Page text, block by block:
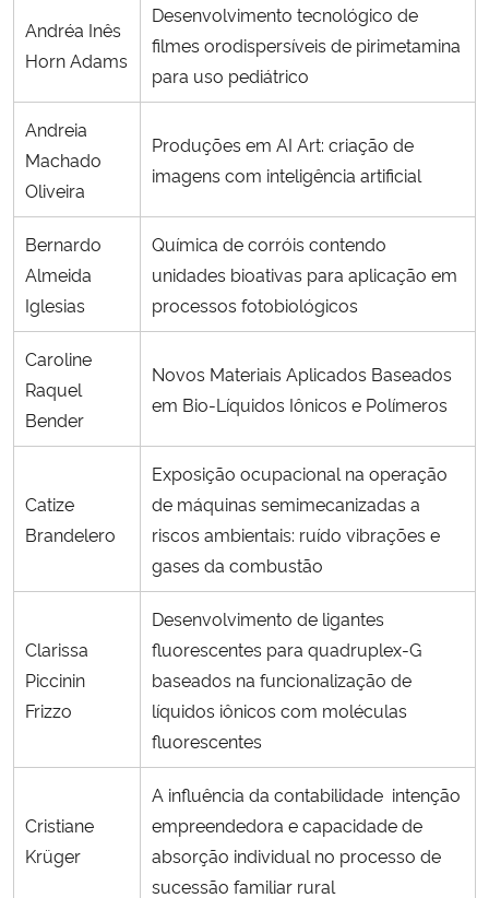
Andréa Inês
Horn Adams
Desenvolvimento tecnológico de
filmes orodispersíveis de pirimetamina
para uso pediátrico
Andreia
Machado
Oliveira
Produções em AI Art: criação de
imagens com inteligência artificial
Bernardo
Almeida
Iglesias
Química de corróis contendo
unidades bioativas para aplicação em
processos fotobiológicos
Caroline
Raquel
Bender
Novos Materiais Aplicados Baseados
em Bio-Líquidos Iônicos e Polímeros
Catize
Brandelero
Exposição ocupacional na operação
de máquinas semimecanizadas a
riscos ambientais: ruído vibrações e
gases da combustão
Clarissa
Piccinin
Frizzo
Desenvolvimento de ligantes
fluorescentes para quadruplex-G
baseados na funcionalização de
líquidos iônicos com moléculas
fluorescentes
Cristiane
Krüger
A influência da contabilidade intenção
empreendedora e capacidade de
absorção individual no processo de
sucessão familiar rural